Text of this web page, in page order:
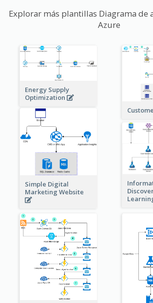
Explorar más plantillas Diagrama de
Azure
Energy Supply
Optimization
Simple Digital
Marketing Website